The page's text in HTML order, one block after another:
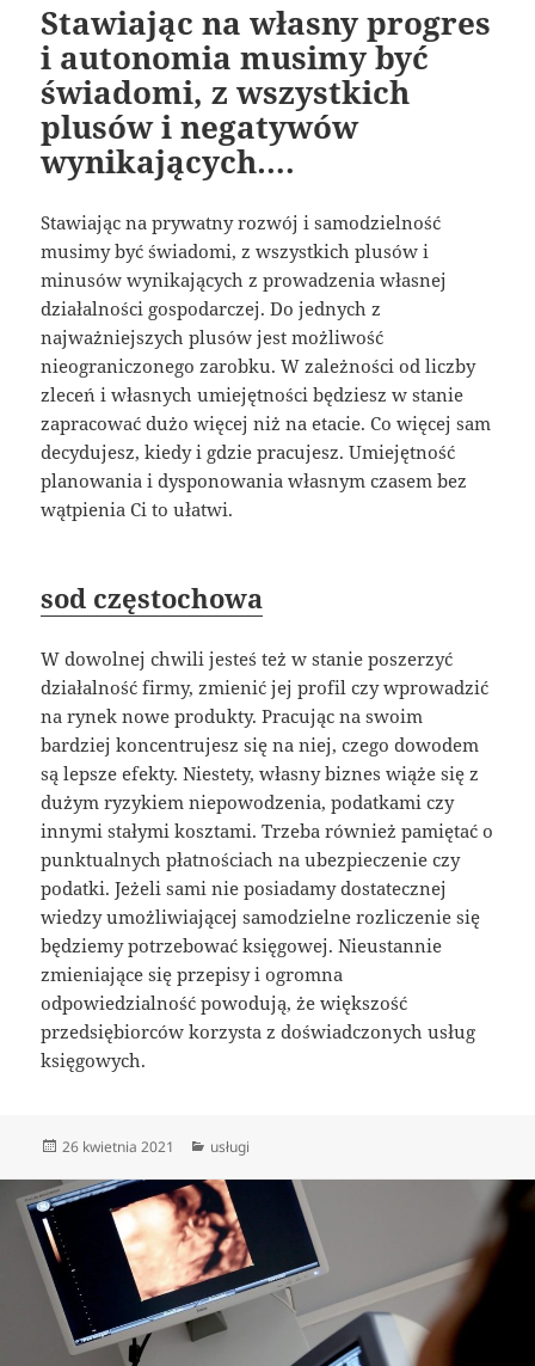
Stawiając na własny progres
i autonomia musimy być
świadomi, z wszystkich
plusów i negatywów
wynikających….
Stawiając na prywatny rozwój i samodzielność
musimy być świadomi, z wszystkich plusów i
minusów wynikających z prowadzenia własnej
działalności gospodarczej. Do jednych z
najważniejszych plusów jest możliwość
nieograniczonego zarobku. W zależności od liczby
zleceń i własnych umiejętności będziesz w stanie
zapracować dużo więcej niż na etacie. Co więcej sam
decydujesz, kiedy i gdzie pracujesz. Umiejętność
planowania i dysponowania własnym czasem bez
wątpienia Ci to ułatwi.
sod częstochowa
W dowolnej chwili jesteś też w stanie poszerzyć
działalność firmy, zmienić jej profil czy wprowadzić
na rynek nowe produkty. Pracując na swoim
bardziej koncentrujesz się na niej, czego dowodem
są lepsze efekty. Niestety, własny biznes wiąże się z
dużym ryzykiem niepowodzenia, podatkami czy
innymi stałymi kosztami. Trzeba również pamiętać o
punktualnych płatnościach na ubezpieczenie czy
podatki. Jeżeli sami nie posiadamy dostatecznej
wiedzy umożliwiającej samodzielne rozliczenie się
będziemy potrzebować księgowej. Nieustannie
zmieniające się przepisy i ogromna
odpowiedzialność powodują, że większość
przedsiębiorców korzysta z doświadczonych usług
księgowych.
Data
26 kwietnia 2021 Kategorie
usługi